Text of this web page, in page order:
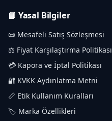
📘 Yasal Bilgiler
📜 Mesafeli Satış Sözleşmesi
⚖️ Fiyat Karşılaştırma Politikası
💳 Kapora ve İptal Politikası
🔐 KVKK Aydınlatma Metni
📏 Etik Kullanım Kuralları
🏷️ Marka Özellikleri